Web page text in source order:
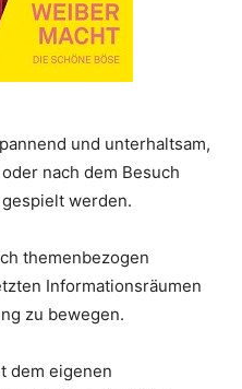
und unterhaltsam,
nach dem Besuch
werden.
themenbezogen
Informationsräumen
zu bewegen.
dem eigenen